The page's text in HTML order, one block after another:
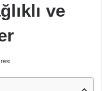
ve